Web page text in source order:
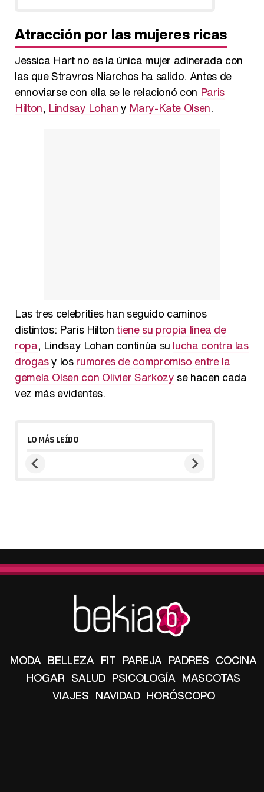
Atracción por las mujeres ricas
Jessica Hart no es la única mujer adinerada con
las que Stravros Niarchos ha salido. Antes de
ennoviarse con ella se le relacionó con Paris
Hilton, Lindsay Lohany Mary-Kate Olsen.
Las tres celebrities han seguido caminos
distintos: Paris Hiltontiene su propia línea de
ropa, Lindsay Lohan continúa su lucha contra las
drogasy losrumores de compromiso entre la
gemela Olsen con Olivier Sarkozy se hacen cada
vez más evidentes.
LO MÁS LEÍDO
MODA BELLEZA FIT PAREJA PADRES COCINA
HOGAR SALUD PSICOLOGÍA MASCOTAS
VIAJES NAVIDAD HORÓSCOPO